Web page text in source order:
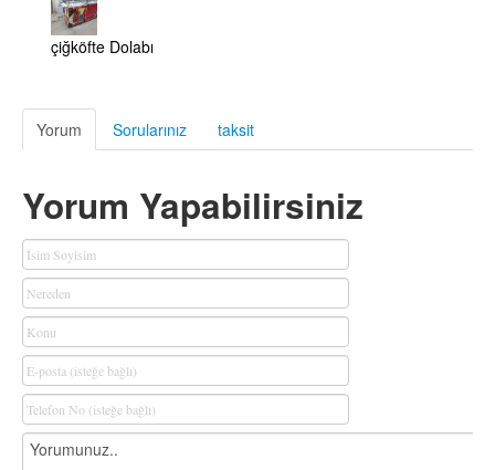
çiğköfte Dolabı
Yorum Sorularınız taksit
Yorum Yapabilirsiniz